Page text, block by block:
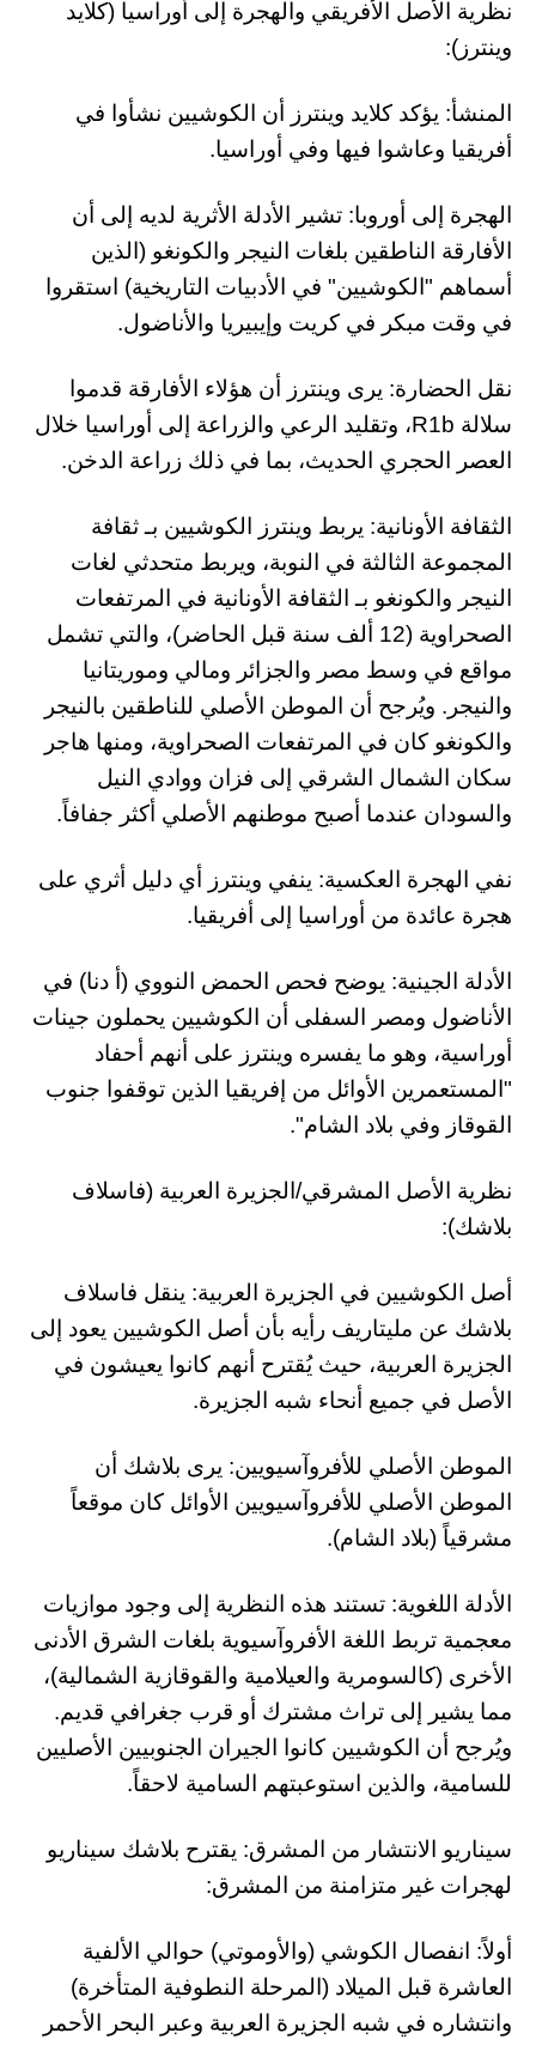
نظرية الأصل الأفريقي والهجرة إلى أوراسيا (كلايد
وينترز):
المنشأ: يؤكد كلايد وينترز أن الكوشيين نشأوا في
أفريقيا وعاشوا فيها وفي أوراسيا.
الهجرة إلى أوروبا: تشير الأدلة الأثرية لديه إلى أن
الأفارقة الناطقين بلغات النيجر والكونغو (الذين
أسماهم "الكوشيين" في الأدبيات التاريخية) استقروا
في وقت مبكر في كريت وإيبيريا والأناضول.
نقل الحضارة: يرى وينترز أن هؤلاء الأفارقة قدموا
سلالة R1b، وتقليد الرعي والزراعة إلى أوراسيا خلال
العصر الحجري الحديث، بما في ذلك زراعة الدخن.
الثقافة الأونانية: يربط وينترز الكوشيين بـ ثقافة
المجموعة الثالثة في النوبة، ويربط متحدثي لغات
النيجر والكونغو بـ الثقافة الأونانية في المرتفعات
الصحراوية (12 ألف سنة قبل الحاضر)، والتي تشمل
مواقع في وسط مصر والجزائر ومالي وموريتانيا
والنيجر. ويُرجح أن الموطن الأصلي للناطقين بالنيجر
والكونغو كان في المرتفعات الصحراوية، ومنها هاجر
سكان الشمال الشرقي إلى فزان ووادي النيل
والسودان عندما أصبح موطنهم الأصلي أكثر جفافاً.
نفي الهجرة العكسية: ينفي وينترز أي دليل أثري على
هجرة عائدة من أوراسيا إلى أفريقيا.
الأدلة الجينية: يوضح فحص الحمض النووي (أ دنا) في
الأناضول ومصر السفلى أن الكوشيين يحملون جينات
أوراسية، وهو ما يفسره وينترز على أنهم أحفاد
"المستعمرين الأوائل من إفريقيا الذين توقفوا جنوب
القوقاز وفي بلاد الشام".
نظرية الأصل المشرقي/الجزيرة العربية (فاسلاف
بلاشك):
أصل الكوشيين في الجزيرة العربية: ينقل فاسلاف
بلاشك عن مليتاريف رأيه بأن أصل الكوشيين يعود إلى
الجزيرة العربية، حيث يُقترح أنهم كانوا يعيشون في
الأصل في جميع أنحاء شبه الجزيرة.
الموطن الأصلي للأفروآسيويين: يرى بلاشك أن
الموطن الأصلي للأفروآسيويين الأوائل كان موقعاً
مشرقياً (بلاد الشام).
الأدلة اللغوية: تستند هذه النظرية إلى وجود موازيات
معجمية تربط اللغة الأفروآسيوية بلغات الشرق الأدنى
الأخرى (كالسومرية والعيلامية والقوقازية الشمالية)،
مما يشير إلى تراث مشترك أو قرب جغرافي قديم.
ويُرجح أن الكوشيين كانوا الجيران الجنوبيين الأصليين
للسامية، والذين استوعبتهم السامية لاحقاً.
سيناريو الانتشار من المشرق: يقترح بلاشك سيناريو
لهجرات غير متزامنة من المشرق:
أولاً: انفصال الكوشي (والأوموتي) حوالي الألفية
العاشرة قبل الميلاد (المرحلة النطوفية المتأخرة)
وانتشاره في شبه الجزيرة العربية وعبر البحر الأحمر